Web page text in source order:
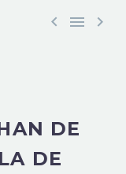
  
DE
DE